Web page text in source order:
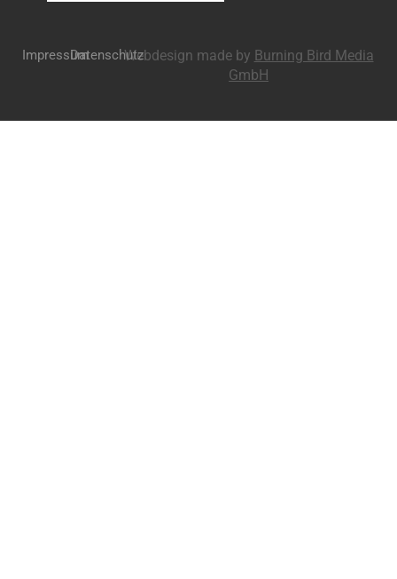
ImpressumDatenschutzWebdesign made by Burning Bird Media
GmbH